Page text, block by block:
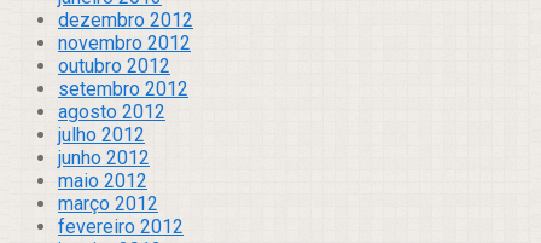
dezembro 2012
novembro 2012
outubro 2012
setembro 2012
agosto 2012
julho 2012
junho 2012
maio 2012
março 2012
fevereiro 2012